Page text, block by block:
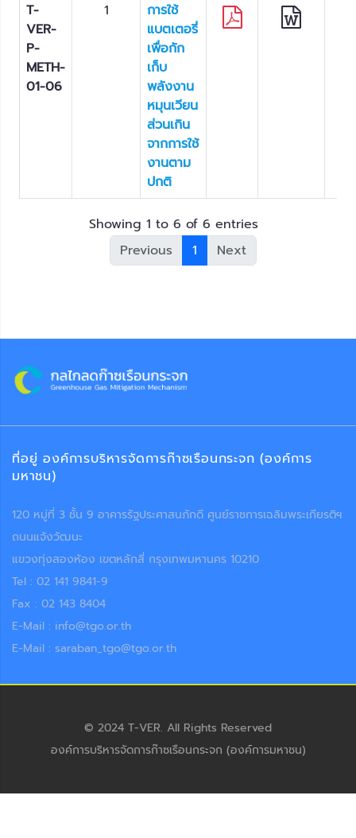
T-
VER-
P-
METH-
01-06
1
การใช้
แบตเตอรี่
เพื่อกัก
เก็บ
พลังงาน
หมุนเวียน
ส่วนเกิน
จากการใช้
งานตาม
ปกติ
Showing 1 to 6 of 6 entries
Previous
1 Next
ที่อยู่ องค์การบริหารจัดการก๊าซเรือนกระจก (องค์การ
มหาชน)
120 หมู่ที่ 3 ชั้น 9 อาคารรัฐประศาสนภักดี ศูนย์ราชการเฉลิมพระเกียรติฯ
ถนนแจ้งวัฒนะ
แขวงทุ่งสองห้อง เขตหลักสี่ กรุงเทพมหานคร 10210
Tel : 02 141 9841-9
Fax : 02 143 8404
E-Mail : info@tgo.or.th
E-Mail : saraban_tgo@tgo.or.th
© 2024 T-VER. All Rights Reserved
องค์การบริหารจัดการก๊าซเรือนกระจก (องค์การมหาชน)